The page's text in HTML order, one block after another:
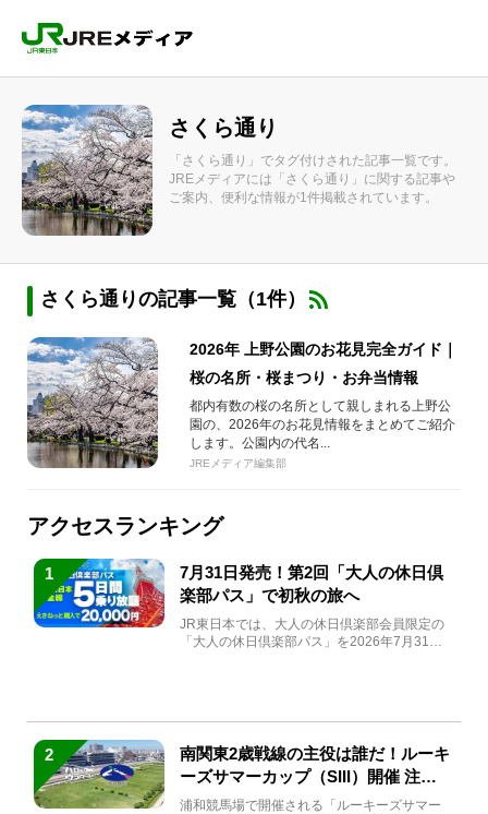
さくら通り
「さくら通り」でタグ付けされた記事一覧です。
JREメディアには「さくら通り」に関する記事や
ご案内、便利な情報が1件掲載されています。
さくら通りの記事一覧（1件）
2026年 上野公園のお花見完全ガイド｜
桜の名所・桜まつり・お弁当情報
都内有数の桜の名所として親しまれる上野公
園の、2026年のお花見情報をまとめてご紹介
します。公園内の代名...
JREメディア編集部
アクセスランキング
1
7月31日発売！第2回「大人の休日倶
楽部パス」で初秋の旅へ
JR東日本では、大人の休日倶楽部会員限定の
「大人の休日倶楽部パス」を2026年7月31日
2
南関東2歳戦線の主役は誰だ！ルーキ
ーズサマーカップ（SIII）開催 注目
馬と見どころをチェック
浦和競馬場で開催される「ルーキーズサマー